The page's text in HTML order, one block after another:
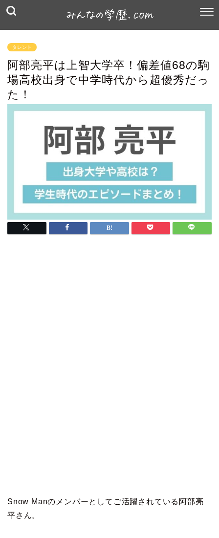
タレント
阿部亮平は上智大学卒！偏差値68の駒
場高校出身で中学時代から超優秀だっ
た！
Snow Manのメンバーとしてご活躍されている阿部亮
平さん。